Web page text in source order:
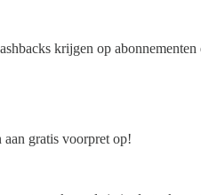
krijgen op abonnementen
aan gratis voorpret op!